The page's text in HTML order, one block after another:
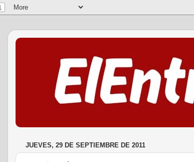
JUEVES, 29 DE SEPTIEMBRE DE 2011